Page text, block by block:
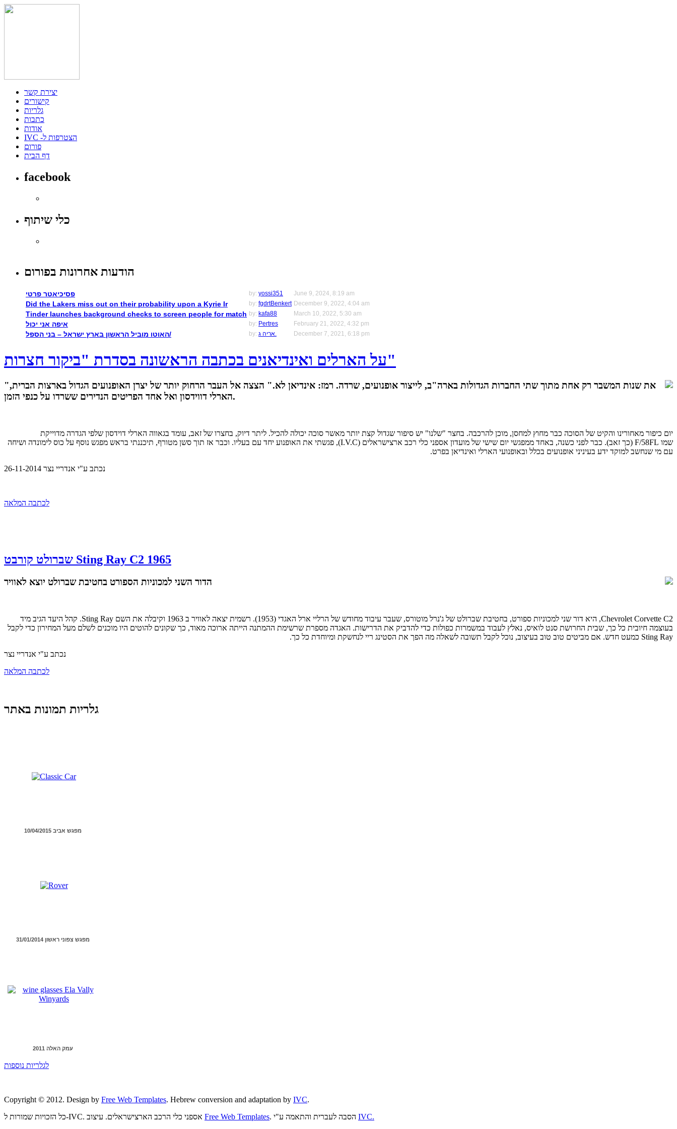
יצירת קשר
קישורים
גלריות
כתבות
אודות
IVC -הצטרפות ל
פורום
דף הבית
facebook
כלי שיתוף
הודעות אחרונות בפורום
פסיכיאטר פרטי by: yossi351 June 9, 2024, 8:19 am
Did the Lakers miss out on their probability upon a Kyrie Ir by: fgdrtBenkert December 9, 2022, 4:04 am
Tinder launches background checks to screen people for match by: kafa88 March 10, 2022, 5:30 am
איפה אני יכול by: Pertres February 21, 2022, 4:32 pm
האוטו מוביל הראשון בארץ ישראל – בני הספל/ by: אריה ג. December 7, 2021, 6:18 pm
על הארלים ואינדיאנים בכתבה הראשונה בסדרת "ביקור חצרות"
"את שנות המשבר רק אחת מתוך שתי החברות הגדולות בארה"ב, לייצור אופנועים, שרדה. רמז: אינדיאן לא." הצצה אל העבר הרחוק יותר של יצרן האופנועים הגדול בארצות הברית,
הארלי דווידסון ואל אחד הפריטים הנדירים ששרדו על כנפי הזמן.
יום כיפור מאחורינו והקיט של הסוכה כבר מחוץ למחסן, מוכן להרכבה. בחצר "שלנו" יש סיפור שגדול קצת יותר מאשר סוכה יכולה להכיל. ליתר דיוק, בחצרו של זאב, עומד בגאווה הארלי דוידסון שלפי הגדרה מדוייקת
שמו F/58FL (כך זאב). כבר לפני כשנה, באחד ממפגשי יום שישי של מועדון אספני כלי רכב ארצישראלים (I.V.C), פגשתי את האופנוע יחד עם בעליו. וכבר אז תוך סשן מטורף, תיכננתי בראש מפגש נוסף על כוס לימונדה ושיחה
עם מי שנחשב למוקד ידע בעיניני אופנועים בכלל ובאופנועי הארלי ואינדיאן בפרט.
נכתב ע"י אנדריי נצר
לכתבה המלאה
שברולט קורבט Sting Ray C2 1965
הדור השני למכוניות הספורט בחטיבת שברולט יוצא לאוויר
Chevrolet Corvette C2, היא דור שני למכוניות ספורט, בחטיבת שברולט של ג'נרל מוטורס, שעבר עיבוד מחודש של הרליי ארל האגדי (1953). רשמית יצאה לאוויר ב 1963 וקיבלה את השם Sting Ray. קהל היעד הגיב מיד
בעוצמה חיובית כל כך, שבית החרושת סנט לואיס, נאלץ לעבוד במשמרות כפולות כדי להדביק את הדרישות. האגדה מספרת שרשימת ההמתנה הייתה ארוכה מאוד, כך שקונים להוטים היו מוכנים לשלם מעל המחירון כדי לקבל
Sting Ray כמעט חדש. אם מביטים טוב טוב בעיצוב, נוכל לקבל תשובה לשאלה מה הפך את הסטינג ריי לנחשקת ומיוחדת כל כך.
נכתב ע"י אנדריי נצר
לכתבה המלאה
גלריות תמונות באתר
מפגש אביב 10/04/2015
מפגש צפוני ראשון 31/01/2014
עמק האלה 2011
לגלריות נוספות
Copyright © 2012. Design by Free Web Templates. Hebrew conversion and adaptation by IVC.
Free Web Templates IVC.